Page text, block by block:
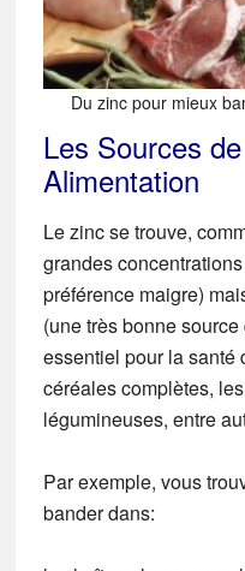
Du zinc pour mieux
Les Sources
Alimentation
Le zinc se trouve,
grandes
préférence maigre)
(une très bonne
essentiel pour la santé
céréales complètes,
légumineuses, entre
Par exemple, vous
bander dans: